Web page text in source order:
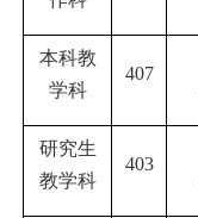
本科教
学科
407
研究生
教学科
403